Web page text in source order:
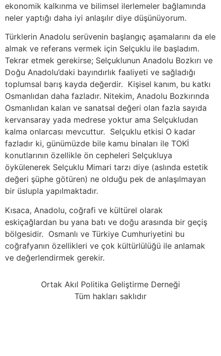
ekonomik kalkınma ve bilimsel ilerlemeler bağlamında
neler yaptığı daha iyi anlaşılır diye düşünüyorum.
Türklerin Anadolu serüvenin başlangıç aşamalarını da ele
almak ve referans vermek için Selçuklu ile başladım.
Tekrar etmek gerekirse; Selçuklunun Anadolu Bozkırı ve
Doğu Anadolu’daki bayındırlık faaliyeti ve sağladığı
toplumsal barış kayda değerdir. Kişisel kanım, bu katkı
Osmanlıdan daha fazladır. Nitekim, Anadolu Bozkırında
Osmanlıdan kalan ve sanatsal değeri olan fazla sayıda
kervansaray yada medrese yoktur ama Selçukludan
kalma onlarcası mevcuttur. Selçuklu etkisi O kadar
fazladır ki, günümüzde bile kamu binaları ile TOKİ
konutlarının özellikle ön cepheleri Selçukluya
öykülenerek Selçuklu Mimari tarzı diye (aslında estetik
değeri şüphe götüren) ne olduğu pek de anlaşılmayan
bir üslupla yapılmaktadır.
Kısaca, Anadolu, coğrafi ve kültürel olarak
eskiçağlardan bu yana batı ve doğu arasında bir geçiş
bölgesidir. Osmanlı ve Türkiye Cumhuriyetini bu
coğrafyanın özellikleri ve çok kültürlülüğü ile anlamak
ve değerlendirmek gerekir.
Ortak Akıl Politika Geliştirme Derneği
Tüm hakları saklıdır